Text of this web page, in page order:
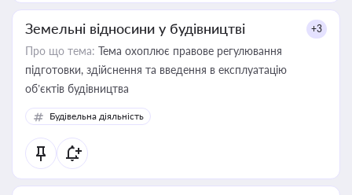
Земельні відносини у будівництві +3
Про що тема: Тема охоплює правове регулювання
підготовки, здійснення та введення в експлуатацію
об’єктів будівництва
Будівельна діяльність